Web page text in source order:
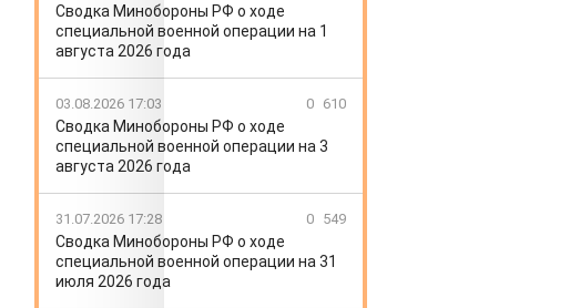
Сводка Минобороны РФ о ходе
специальной военной операции на 1
августа 2026 года
03.08.2026 17:03 0 610
Сводка Минобороны РФ о ходе
специальной военной операции на 3
августа 2026 года
31.07.2026 17:28 0 549
Сводка Минобороны РФ о ходе
специальной военной операции на 31
июля 2026 года